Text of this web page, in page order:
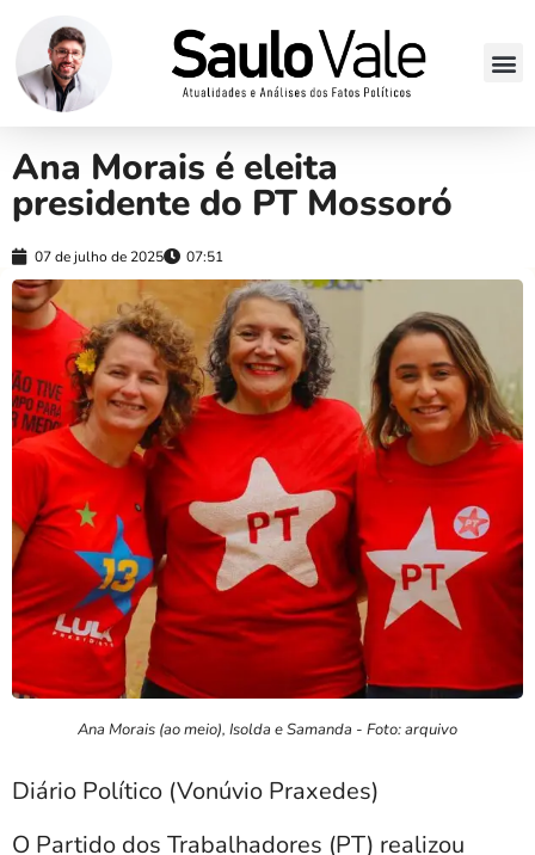
Ana Morais é eleita
presidente do PT Mossoró
07 de julho de 2025 07:51
Ana Morais (ao meio), Isolda e Samanda - Foto: arquivo
Diário Político (Vonúvio Praxedes)
O Partido dos Trabalhadores (PT) realizou